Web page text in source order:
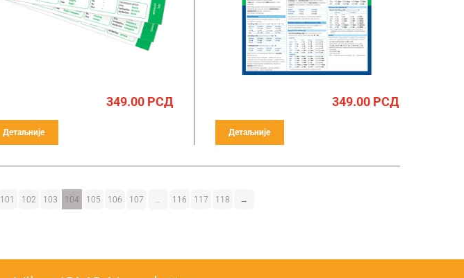
349.00РСД
Детаљније
349.00РСД
Детаљније
101 102 103 104 105 106 107 … 116 117 118 →